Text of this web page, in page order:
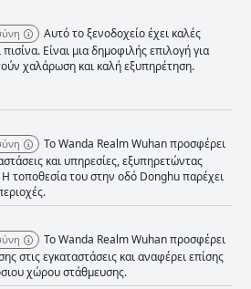
Αυτό το ξενοδοχείο έχει καλές
πισίνα. Είναι μια δημοφιλής επιλογή για
χαλάρωση και καλή εξυπηρέτηση.
Το Wanda Realm Wuhan προσφέρει
και υπηρεσίες, εξυπηρετώντας
Η τοποθεσία του στην οδό Donghu παρέχει
Το Wanda Realm Wuhan προσφέρει
στις εγκαταστάσεις και αναφέρει επίσης
χώρου στάθμευσης.